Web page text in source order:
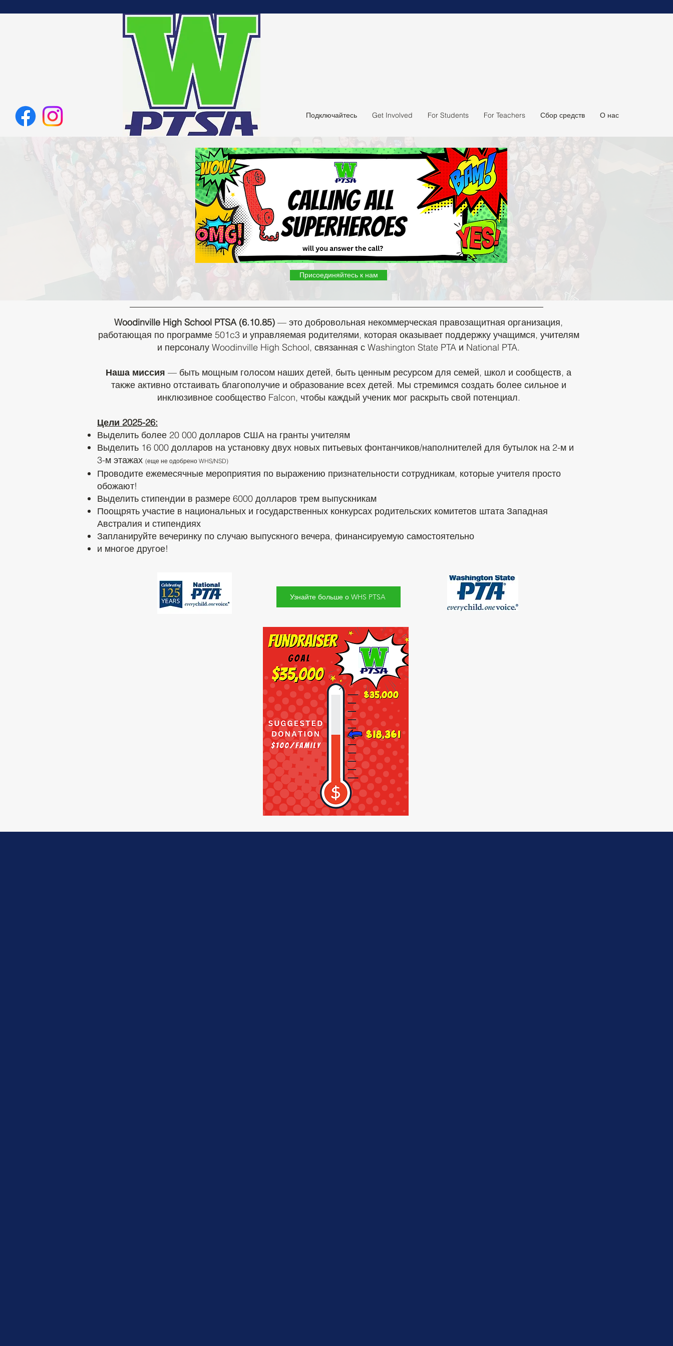
Подключайтесь Get Involved For Students For Teachers Сбор средств О нас
Присоединяйтесь к нам
Woodinville High School PTSA (6.10.85) — это добровольная некоммерческая правозащитная организация,
работающая по программе 501c3 и управляемая родителями, которая оказывает поддержку учащимся, учителям
и персоналу Woodinville High School, связанная с Washington State PTA и National PTA.
Наша миссия — быть мощным голосом наших детей, быть ценным ресурсом для семей, школ и сообществ, а
также активно отстаивать благополучие и образование всех детей. Мы стремимся создать более сильное и
инклюзивное сообщество Falcon, чтобы каждый ученик мог раскрыть свой потенциал.
Цели 2025-26:
Выделить более 20 000 долларов США на гранты учителям
Выделить 16 000 долларов на установку двух новых питьевых фонтанчиков/наполнителей для бутылок на 2-м и
3-м этажах (еще не одобрено WHS/NSD)
Проводите ежемесячные мероприятия по выражению признательности сотрудникам, которые учителя просто
обожают!
Выделить стипендии в размере 6000 долларов трем выпускникам
Поощрять участие в национальных и государственных конкурсах родительских комитетов штата Западная
Австралия и стипендиях
Запланируйте вечеринку по случаю выпускного вечера, финансируемую самостоятельно
и многое другое!
Узнайте больше о WHS PTSA